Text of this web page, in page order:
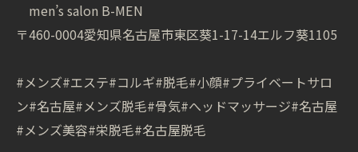
men’s salon B-MEN
〒460-0004愛知県名古屋市東区葵1-17-14エルフ葵1105
#メンズ#エステ#コルギ#脱毛#小顔#プライベートサロ
ン#名古屋#メンズ脱毛#骨気#へッドマッサージ#名古屋
#メンズ美容#栄脱毛#名古屋脱毛